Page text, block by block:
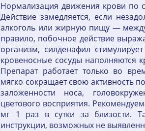
Нормализация движения крови по
Действие замедляется, если
алкоголь или жирную пищу —
правило, побочное действие
организм, силденафил
кровеносные сосуды наполняются
Препарат работает только во
мягко сокращает свою активность
заложенности носа,
цветового восприятия.
мг 1 раз в сутки за близости.
инструкции, возможных не